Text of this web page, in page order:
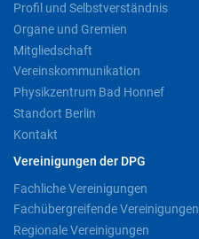
Profil und Selbstverständnis
Organe und Gremien
Mitgliedschaft
Vereinskommunikation
Physikzentrum Bad Honnef
Standort Berlin
Kontakt
Vereinigungen der DPG
Fachliche Vereinigungen
Fachübergreifende Vereinigungen
Regionale Vereinigungen